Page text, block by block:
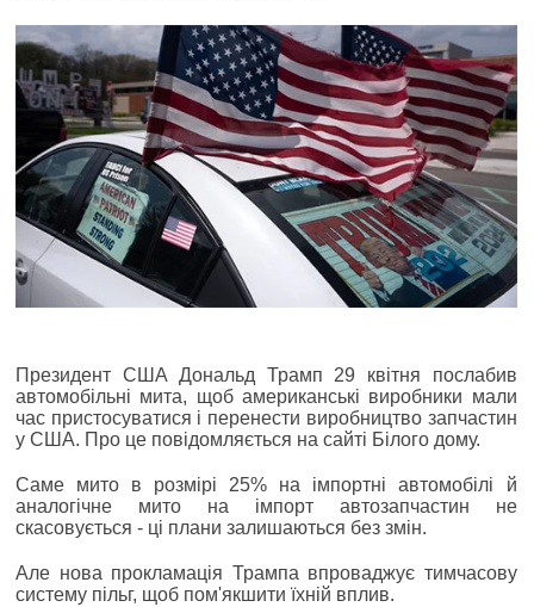
Президент США Дональд Трамп 29 квітня послабив
автомобільні мита, щоб американські виробники мали
час пристосуватися і перенести виробництво запчастин
у США. Про це повідомляється на сайті Білого дому.
Саме мито в розмірі 25% на імпортні автомобілі й
аналогічне мито на імпорт автозапчастин не
скасовується - ці плани залишаються без змін.
Але нова прокламація Трампа впроваджує тимчасову
систему пільг, щоб пом'якшити їхній вплив.